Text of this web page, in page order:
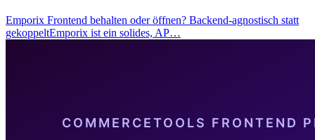
Emporix Frontend behalten oder öffnen? Backend-agnostisch statt
gekoppeltEmporix ist ein solides, AP…